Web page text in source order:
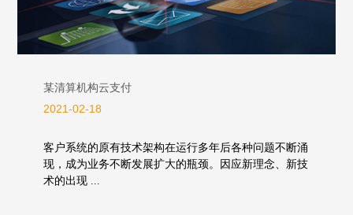
某清算机构云支付
2021-02-18
客户系统的原有技术架构在运行多年后各种问题不断涌
现，成为业务不断发展扩大的瓶颈。因应新理念、新技
术的出现 ...